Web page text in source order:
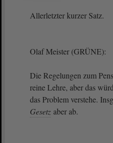
Allerletzter kurzer Satz.
Olaf Meister (GRÜNE):
Die Regelungen zum
reine Lehre, aber das
das Problem verstehe.
Gesetz aber ab.